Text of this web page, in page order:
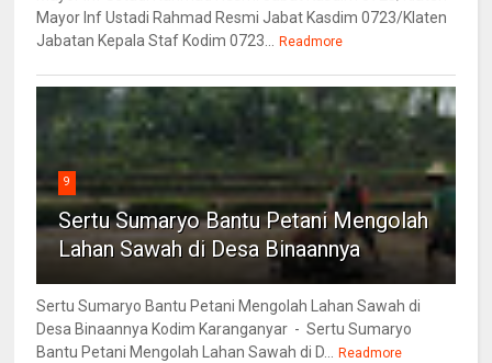
Mayor Inf Ustadi Rahmad Resmi Jabat Kasdim 0723/Klaten
Jabatan Kepala Staf Kodim 0723... Readmore
9
Sertu Sumaryo Bantu Petani Mengolah
Lahan Sawah di Desa Binaannya
Sertu Sumaryo Bantu Petani Mengolah Lahan Sawah di
Desa Binaannya Kodim Karanganyar - Sertu Sumaryo
Bantu Petani Mengolah Lahan Sawah di D... Readmore